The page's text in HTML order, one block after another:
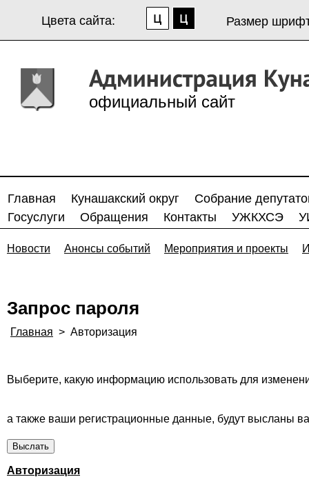
Цвета сайта: Размер
официальный сайт
Главная Кунашакский округ
Собрание
Госуслуги
Обращения Контакты УЖКХСЭ
Новости Анонсы событий Мероприятия и проекты
Запрос пароля
Главная > Авторизация
Выберите, какую информацию использовать для
а также ваши регистрационные данные, будут высланы
Авторизация